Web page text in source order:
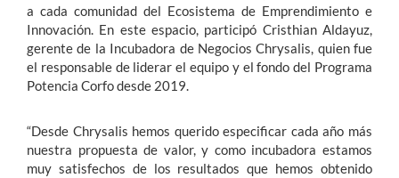
a cada comunidad del Ecosistema de Emprendimiento e
Innovación. En este espacio, participó Cristhian Aldayuz,
gerente de la Incubadora de Negocios Chrysalis, quien fue
el responsable de liderar el equipo y el fondo del Programa
Potencia Corfo desde 2019.
“Desde Chrysalis hemos querido especificar cada año más
nuestra propuesta de valor, y como incubadora estamos
muy satisfechos de los resultados que hemos obtenido